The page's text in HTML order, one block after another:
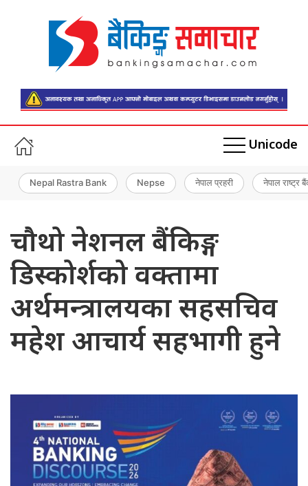
Unicode
Nepal Rastra Bank Nepse नेपाल प्रहरी नेपाल राष्ट्र
चौथो नेशनल बैंकिङ्ग
डिस्कोर्शको वक्तामा
अर्थमन्त्रालयका सहसचिव
महेश आचार्य सहभागी हुने